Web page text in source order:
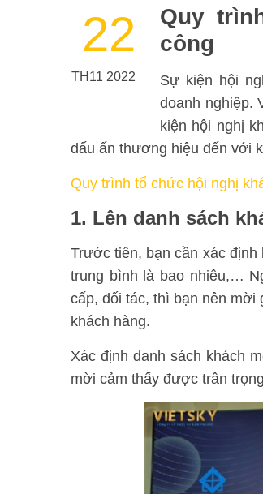
22
TH11 2022
Quy
công
Sự kiện hội
doanh nghiệp.
kiện hội nghị
dấu ấn thương hiệu đến với
Quy trình tổ chức hội nghị
1. Lên danh sách
Trước tiên, bạn cần xác
trung bình là bao nhiêu,…
cấp, đối tác, thì bạn nên mời
khách hàng.
Xác định danh sách khách
mời cảm thấy được trân